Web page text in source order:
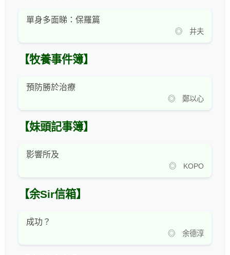
單身多面睇：保羅篇
◎ 井夫
【牧養事件簿】
預防勝於治療
◎ 鄭以心
【妹頭記事簿】
影響所及
◎ KOPO
【余Sir信箱】
成功？
◎ 余德淳